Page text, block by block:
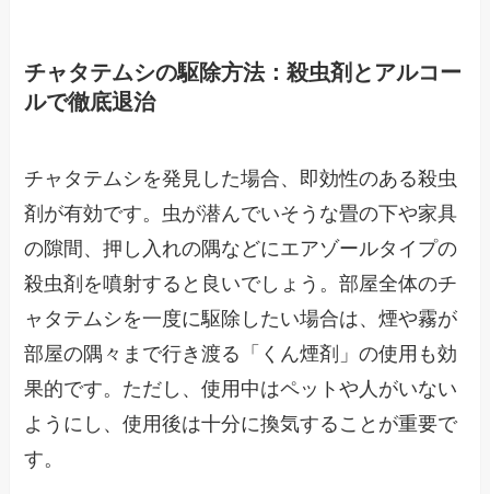
チャタテムシの駆除方法：殺虫剤とアルコー
ルで徹底退治
チャタテムシを発見した場合、即効性のある殺虫
剤が有効です。虫が潜んでいそうな畳の下や家具
の隙間、押し入れの隅などにエアゾールタイプの
殺虫剤を噴射すると良いでしょう。部屋全体のチ
ャタテムシを一度に駆除したい場合は、煙や霧が
部屋の隅々まで行き渡る「くん煙剤」の使用も効
果的です。ただし、使用中はペットや人がいない
ようにし、使用後は十分に換気することが重要で
す。